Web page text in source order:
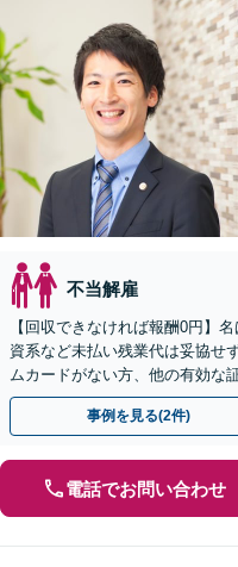
不当解雇
【回収できなければ報酬0円】
資系など未払い残業代は妥協せ
ムカードがない方、他の有効な
断られた方もご相談ください。
事例を見る(2件)
電話でお問い合わせ